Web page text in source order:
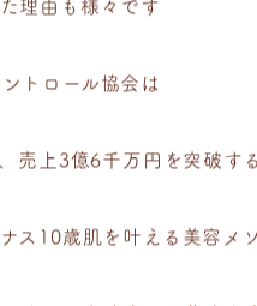
理由も様々です
トロール協会は
売上3億6千万円を突破す
ス10歳肌を叶える美容メ